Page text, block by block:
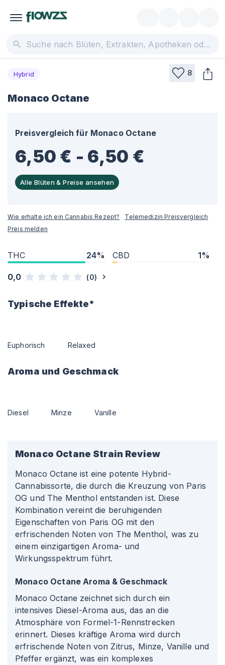
Hybrid 8
Monaco Octane
Preisvergleich für Monaco Octane
6,50 € - 6,50 €
Alle Blüten & Preise ansehen
Wie erhalte ich ein Cannabis Rezept?
Telemedizin Preisvergleich
Preis melden
THC 24% CBD 1%
0,0 (0)
Typische Effekte*
Euphorisch Relaxed
Aroma und Geschmack
Diesel Minze Vanille
Monaco Octane Strain Review
Monaco Octane ist eine potente Hybrid-
Cannabissorte, die durch die Kreuzung von Paris
OG und The Menthol entstanden ist. Diese
Kombination vereint die beruhigenden
Eigenschaften von Paris OG mit den
erfrischenden Noten von The Menthol, was zu
einem einzigartigen Aroma- und
Wirkungsspektrum führt.
Monaco Octane Aroma & Geschmack
Monaco Octane zeichnet sich durch ein
intensives Diesel-Aroma aus, das an die
Atmosphäre von Formel-1-Rennstrecken
erinnert. Dieses kräftige Aroma wird durch
erfrischende Noten von Zitrus, Minze, Vanille und
Pfeffer ergänzt, was ein komplexes